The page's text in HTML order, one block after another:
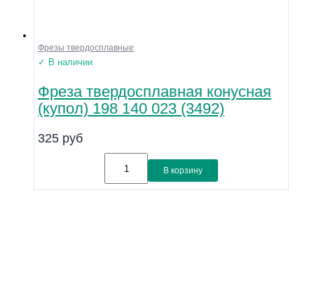
Фрезы твердосплавные
✓ В наличии
Фреза твердосплавная конусная
(купол) 198 140 023 (3492)
325 руб
В корзину